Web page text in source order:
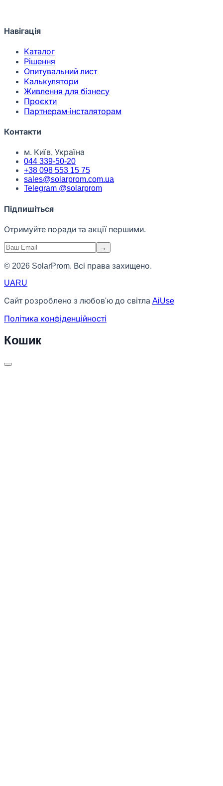
Навігація
Каталог
Рішення
Опитувальний лист
Калькулятори
Живлення для бізнесу
Проєкти
Партнерам-інсталяторам
Контакти
м. Київ, Україна
044 339-50-20
+38 098 553 15 75
sales@solarprom.com.ua
Telegram @solarprom
Підпишіться
Отримуйте поради та акції першими.
→
© 2026 SolarProm. Всі права захищено.
UARU
Сайт розроблено з любов'ю до світла AiUse
Політика конфіденційності
Кошик